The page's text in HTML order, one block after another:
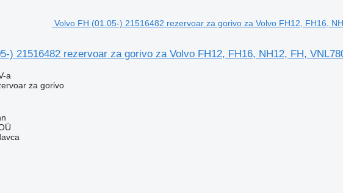
Volvo FH (01.05-) 21516482 rezervoar za gorivo za Volvo FH12, FH16,
) 21516482 rezervoar za gorivo za Volvo FH12, FH16, NH12, FH,
a
za gorivo